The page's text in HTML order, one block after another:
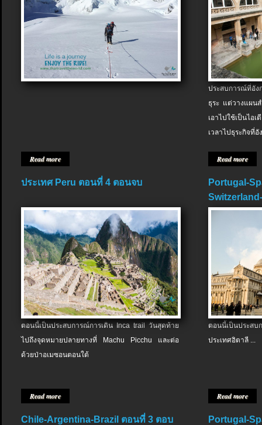
Read more
ประสบการณ์ที่อัง
ธุระ แต่วางแผน
เอาไปใช้เป็นไอ
เวลาไปธุระกิจที่อั
Read more
ประเทศ Peru ตอนที่ 4 ตอนจบ
ตอนนี้เป็นประสบการณ์การเดิน Inca trail วันสุดท้าย
ไปถึงจุดหมายปลายทางที่ Machu Picchu และต่อ
ด้วยป่าอเมซอนตอนใต้
Read more
Portugal-
ตอนนี้เป็นประส
ประเทศอิตาลี ...
Read more
Chile-Argentina-Brazil ตอนที่ 3 ตอบ
Portugal-